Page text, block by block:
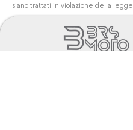
siano trattati in violazione della legge.